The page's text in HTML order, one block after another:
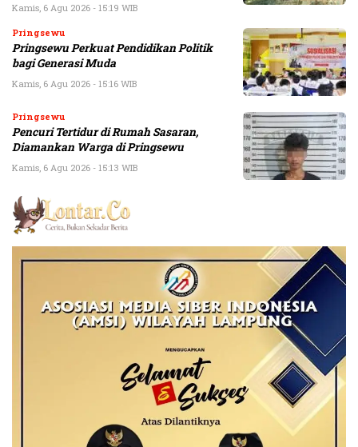
Kamis, 6 Agu 2026 - 15:19 WIB
Pringsewu
Pringsewu Perkuat Pendidikan Politik
bagi Generasi Muda
Kamis, 6 Agu 2026 - 15:16 WIB
Pringsewu
Pencuri Tertidur di Rumah Sasaran,
Diamankan Warga di Pringsewu
Kamis, 6 Agu 2026 - 15:13 WIB